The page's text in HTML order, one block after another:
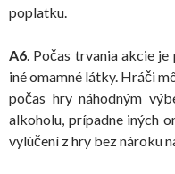
poplatku.
A6. Počas trvania akcie
iné omamné látky. Hráči
počas hry náhodným
alkoholu, prípadne iných
vylúčení z hry bez nároku